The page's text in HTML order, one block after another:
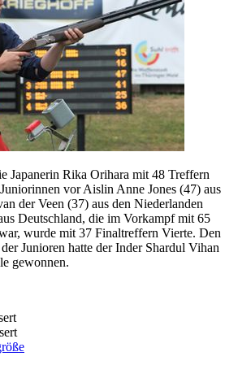
Japanerin Rika Orihara mit 48 Treffern
vor Aislin Anne Jones (47) aus
der Veen (37) aus den Niederlanden
Deutschland, die im Vorkampf mit 65
wurde mit 37 Finaltreffern Vierte. Den
Junioren hatte der Inder Shardul Vihan
gewonnen.